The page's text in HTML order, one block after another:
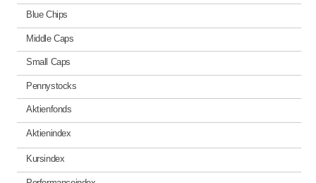
Blue Chips
Middle Caps
Small Caps
Pennystocks
Aktienfonds
Aktienindex
Kursindex